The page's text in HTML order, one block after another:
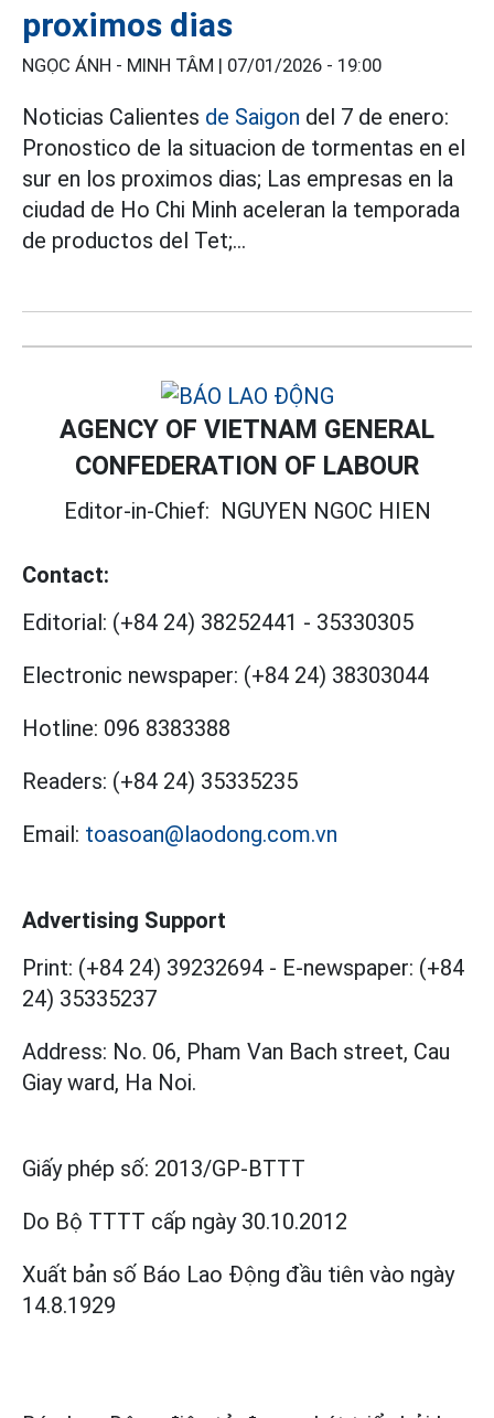
proximos dias
NGỌC ÁNH - MINH TÂM | 07/01/2026 - 19:00
Noticias Calientes de Saigon del 7 de enero:
Pronostico de la situacion de tormentas en el
sur en los proximos dias; Las empresas en la
ciudad de Ho Chi Minh aceleran la temporada
de productos del Tet;...
AGENCY OF VIETNAM GENERAL
CONFEDERATION OF LABOUR
Editor-in-Chief: NGUYEN NGOC HIEN
Contact:
Editorial: (+84 24) 38252441 - 35330305
Electronic newspaper: (+84 24) 38303044
Hotline: 096 8383388
Readers: (+84 24) 35335235
Email: toasoan@laodong.com.vn
Advertising Support
Print: (+84 24) 39232694 - E-newspaper: (+84
24) 35335237
Address: No. 06, Pham Van Bach street, Cau
Giay ward, Ha Noi.
Giấy phép số: 2013/GP-BTTT
Do Bộ TTTT cấp ngày 30.10.2012
Xuất bản số Báo Lao Động đầu tiên vào ngày
14.8.1929